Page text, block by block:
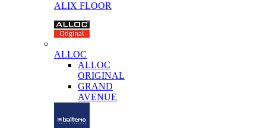
ALIX FLOOR
ALLOC
ALLOC
ORIGINAL
GRAND
AVENUE